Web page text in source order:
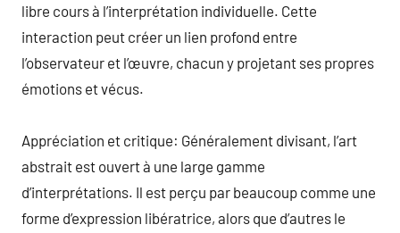
libre cours à l’interprétation individuelle. Cette
interaction peut créer un lien profond entre
l’observateur et l’œuvre, chacun y projetant ses propres
émotions et vécus.
Appréciation et critique: Généralement divisant, l’art
abstrait est ouvert à une large gamme
d’interprétations. Il est perçu par beaucoup comme une
forme d’expression libératrice, alors que d’autres le